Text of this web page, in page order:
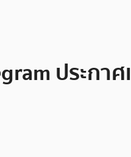
ประก